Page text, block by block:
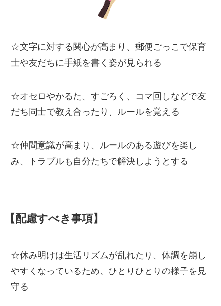
☆文字に対する関心が高まり、郵便ごっこで保育
士や友だちに手紙を書く姿が見られる
☆オセロやかるた、すごろく、コマ回しなどで友
だち同士で教え合ったり、ルールを覚える
☆仲間意識が高まり、ルールのある遊びを楽し
み、トラブルも自分たちで解決しようとする
【配慮すべき事項】
☆休み明けは生活リズムが乱れたり、体調を崩し
やすくなっているため、ひとりひとりの様子を見
守る